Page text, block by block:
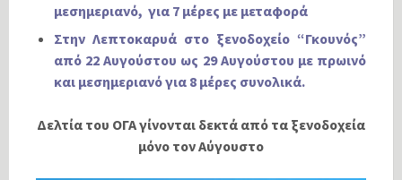
μεσημεριανό, για 7 μέρες με μεταφορά
Στην Λεπτοκαρυά στο ξενοδοχείο “Γκουνός”
από 22 Αυγούστου ως 29 Αυγούστου με πρωινό
και μεσημεριανό για 8 μέρες συνολικά.
Δελτία του ΟΓΑ γίνονται δεκτά από τα ξενοδοχεία
μόνο τον Αύγουστο